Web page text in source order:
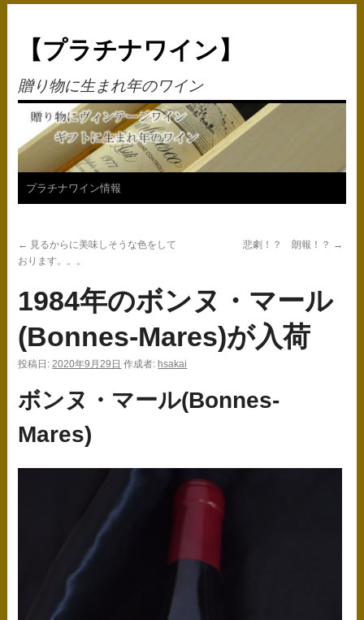
【プラチナワイン】
贈り物に生まれ年のワイン
コ
テ
ツ
へ
ス
キ
ッ
プ
プラチナワイン情報
← 見るからに美味しそうな色をして
おります。。。
悲劇！？ 朗報！？ →
1984年のボンヌ・マール
(Bonnes-Mares)が入荷
投稿日: 2020年9月29日 作成者: hsakai
ボンヌ・マール(Bonnes-
Mares)